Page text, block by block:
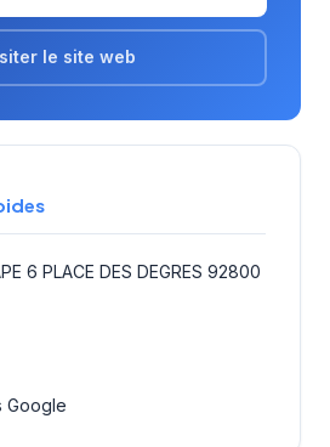
le site web
6 PLACE DES DEGRES 92800
Google